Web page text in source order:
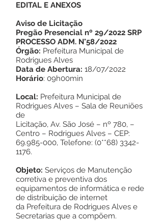
EDITAL E ANEXOS
Aviso de Licitação
Pregão Presencial nº 29/2022 SRP
PROCESSO ADM. N°58/2022
Órgão: Prefeitura Municipal de
Rodrigues Alves
Data de Abertura: 18/07/2022
Horário: 09h00min
Local: Prefeitura Municipal de
Rodrigues Alves – Sala de Reuniões
de
Licitação, Av. São José – nº 780, –
Centro – Rodrigues Alves – CEP:
69.985-000, Telefone: (0**68) 3342-
1176.
Objeto: Serviços de Manutenção
corretiva e preventiva dos
equipamentos de informática e rede
de distribuição de internet
da Prefeitura de Rodrigues Alves e
Secretarias que a compõem.